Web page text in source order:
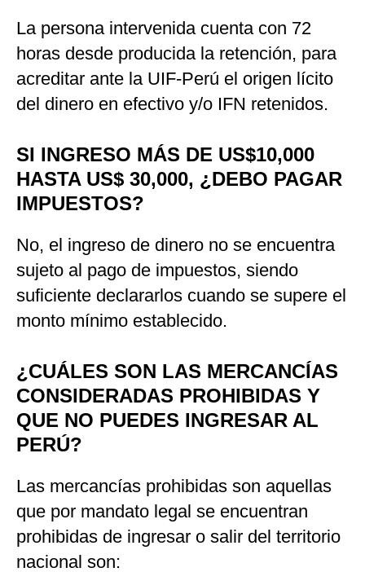
La persona intervenida cuenta con 72
horas desde producida la retención, para
acreditar ante la UIF-Perú el origen lícito
del dinero en efectivo y/o IFN retenidos.
SI INGRESO MÁS DE US$10,000
HASTA US$ 30,000, ¿DEBO PAGAR
IMPUESTOS?
No, el ingreso de dinero no se encuentra
sujeto al pago de impuestos, siendo
suficiente declararlos cuando se supere el
monto mínimo establecido.
¿CUÁLES SON LAS MERCANCÍAS
CONSIDERADAS PROHIBIDAS Y
QUE NO PUEDES INGRESAR AL
PERÚ?
Las mercancías prohibidas son aquellas
que por mandato legal se encuentran
prohibidas de ingresar o salir del territorio
nacional son: